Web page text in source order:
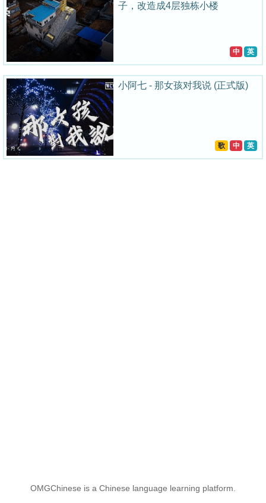
子，改造成4层独栋小楼
中 英
小阿七 - 那女孩对我说 (正式版)
歌 中 英
OMGChinese is a Chinese language learning platform.